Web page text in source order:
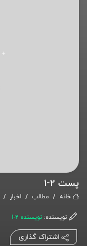
پست 2-1
خانه مطالب اخبار
نویسنده: نویسنده 2-1
اشتراک گذاری